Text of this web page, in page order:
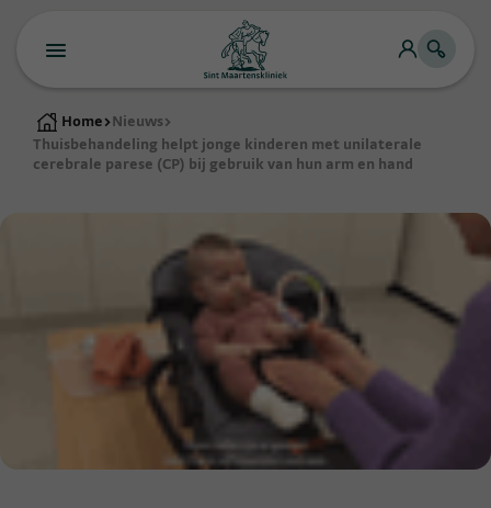
Home > Nieuws>
Thuisbehandeling helpt jonge kinderen met unilaterale
cerebrale parese (CP) bij gebruik van hun arm en hand